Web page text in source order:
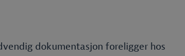
dokumentasjon foreligger hos